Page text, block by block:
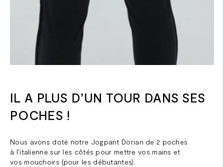
IL A PLUS D’UN TOUR DANS SES
POCHES !
Nous avons doté notre Jogpant Dorian de 2 poches
à l’italienne sur les côtés pour mettre vos mains et
vos mouchoirs (pour les débutantes).